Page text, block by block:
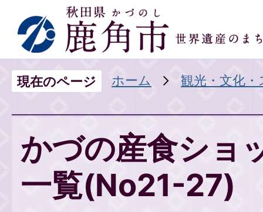
現在のページ ホーム 観光・文化
かづの産食ショ
一覧(No21-27)